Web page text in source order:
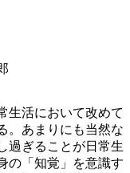
生活において改めて
。あまりにも当然な
過ぎることが日常生
の「知覚」を意識す